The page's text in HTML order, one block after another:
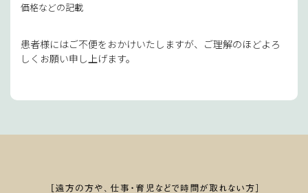
価格などの記載
患者様にはご不便をおかけいたしますが、ご理解のほどよろ
しくお願い申し上げます。